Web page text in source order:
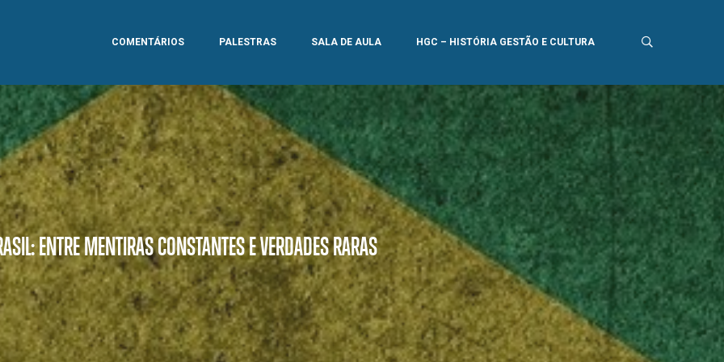
COMENTÁRIOS PALESTRAS SALA DE AULA HGC – HISTÓRIA GESTÃO E CULTURA
ENTRE MENTIRAS CONSTANTES E VERDADES RARAS